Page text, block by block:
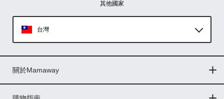
其他國家
台灣
印尼
菲律賓
關於Mamaway
門市據點
最新消息
品牌故事
人力招募
媒體花絮
隱私權聲明
CSR企業社會責任